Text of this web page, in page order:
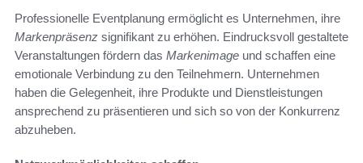
Professionelle Eventplanung ermöglicht es Unternehmen, ihre
Markenpräsenz signifikant zu erhöhen. Eindrucksvoll gestaltete
Veranstaltungen fördern das Markenimage und schaffen eine
emotionale Verbindung zu den Teilnehmern. Unternehmen
haben die Gelegenheit, ihre Produkte und Dienstleistungen
ansprechend zu präsentieren und sich so von der Konkurrenz
abzuheben.